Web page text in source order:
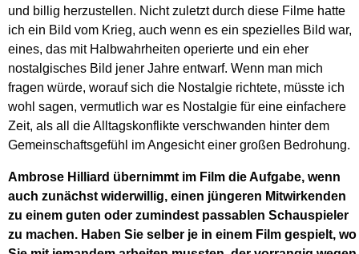
und billig herzustellen. Nicht zuletzt durch diese Filme hatte
ich ein Bild vom Krieg, auch wenn es ein spezielles Bild war,
eines, das mit Halbwahrheiten operierte und ein eher
nostalgisches Bild jener Jahre entwarf. Wenn man mich
fragen würde, worauf sich die Nostalgie richtete, müsste ich
wohl sagen, vermutlich war es Nostalgie für eine einfachere
Zeit, als all die Alltagskonflikte verschwanden hinter dem
Gemeinschaftsgefühl im Angesicht einer großen Bedrohung.
Ambrose Hilliard übernimmt im Film die Aufgabe, wenn
auch zunächst widerwillig, einen jüngeren Mitwirkenden
zu einem guten oder zumindest passablen Schauspieler
zu machen. Haben Sie selber je in einem Film gespielt, wo